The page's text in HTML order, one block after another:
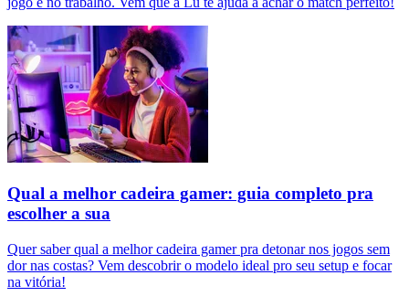
Qual a melhor cadeira gamer: guia completo pra
escolher a sua
Quer saber qual a melhor cadeira gamer pra detonar nos jogos sem
dor nas costas? Vem descobrir o modelo ideal pro seu setup e focar
na vitória!